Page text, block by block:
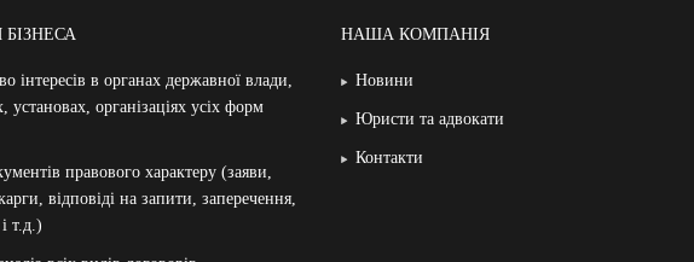
інтересів в органах державної влади,
установах, організаціях усіх форм
правового характеру (заяви,
відповіді на запити, заперечення,
т.д.)
НАША КОМПАНІЯ
Новини
Юристи та адвокати
Контакти